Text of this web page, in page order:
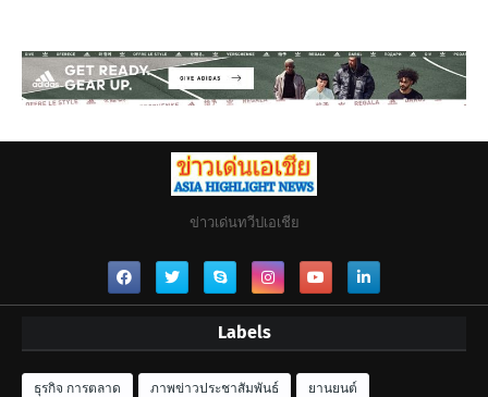
ข่าวเด่นทวีปเอเชีย
Labels
ธุรกิจ การตลาด ภาพข่าวประชาสัมพันธ์ ยานยนต์